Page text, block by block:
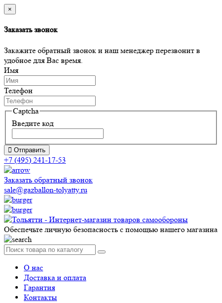
×
Заказать звонок
Закажите обратный звонок и наш менеджер перезвонит в
удобное для Вас время.
Имя
Телефон
Captcha
Введите код
Отправить
+7 (495) 241-17-53
Заказать обратный звонок
sale@gazballon-tolyatty.ru
Обеспечьте личную безопасность с помощью нашего магазина
О нас
Доставка и оплата
Гарантия
Контакты